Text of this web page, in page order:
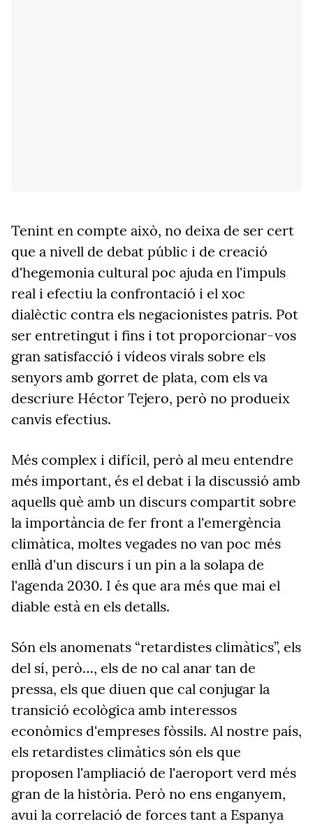
Tenint en compte això, no deixa de ser cert
que a nivell de debat públic i de creació
d'hegemonia cultural poc ajuda en l'impuls
real i efectiu la confrontació i el xoc
dialèctic contra els negacionistes patris. Pot
ser entretingut i fins i tot proporcionar-vos
gran satisfacció i vídeos virals sobre els
senyors amb gorret de plata, com els va
descriure Héctor Tejero, però no produeix
canvis efectius.
Més complex i difícil, però al meu entendre
més important, és el debat i la discussió amb
aquells què amb un discurs compartit sobre
la importància de fer front a l'emergència
climàtica, moltes vegades no van poc més
enllà d'un discurs i un pin a la solapa de
l'agenda 2030. I és que ara més que mai el
diable està en els detalls.
Són els anomenats “retardistes climàtics”, els
del sí, però…, els de no cal anar tan de
pressa, els que diuen que cal conjugar la
transició ecològica amb interessos
econòmics d'empreses fòssils. Al nostre país,
els retardistes climàtics són els que
proposen l'ampliació de l'aeroport verd més
gran de la història. Però no ens enganyem,
avui la correlació de forces tant a Espanya